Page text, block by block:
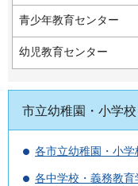
青少年教育センター
幼児教育センター
市立幼稚園・小学
各市立幼稚園・小学
各中学校・義務教